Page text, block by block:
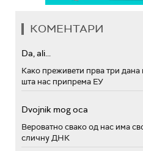
КОМЕНТАРИ
Da, ali...
Како преживети прва три дана
шта нас припрема ЕУ
Dvojnik mog oca
Вероватно свако од нас има
сличну ДНК